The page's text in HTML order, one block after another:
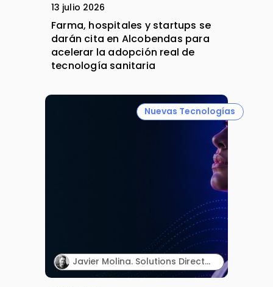
13 julio 2026
Farma, hospitales y startups se
darán cita en Alcobendas para
acelerar la adopción real de
tecnología sanitaria
Nuevas Tecnologías
Javier Molina. Solutions Director. Sngular.